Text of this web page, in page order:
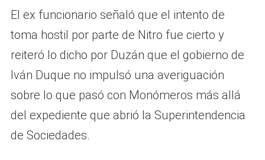
El ex funcionario señaló que el intento de
toma hostil por parte de Nitro fue cierto y
reiteró lo dicho por Duzán que el gobierno de
Iván Duque no impulsó una averiguación
sobre lo que pasó con Monómeros más allá
del expediente que abrió la Superintendencia
de Sociedades.